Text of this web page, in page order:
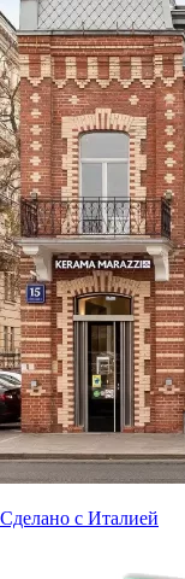
Сделано с Италией